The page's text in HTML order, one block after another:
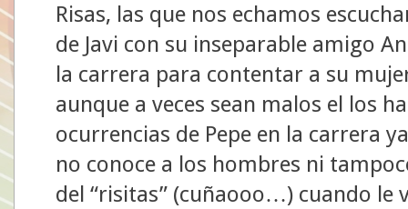
Risas, las que nos echamos
de Javi con su inseparable amigo
la carrera para contentar a su
aunque a veces sean malos el los
ocurrencias de Pepe en la carrera
no conoce a los hombres ni
del “risitas” (cuñaooo…) cuando le